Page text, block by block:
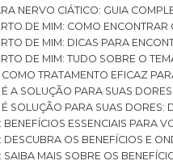
NERVO CIÁTICO: GUIA
DE MIM: COMO
DE MIM: DICAS PARA
DE MIM: TUDO SOBRE O
COMO TRATAMENTO EFICAZ
É A SOLUÇÃO PARA SUAS
É SOLUÇÃO PARA SUAS
BENEFÍCIOS ESSENCIAIS PARA
DESCUBRA OS BENEFÍCIOS E
SAIBA MAIS SOBRE OS